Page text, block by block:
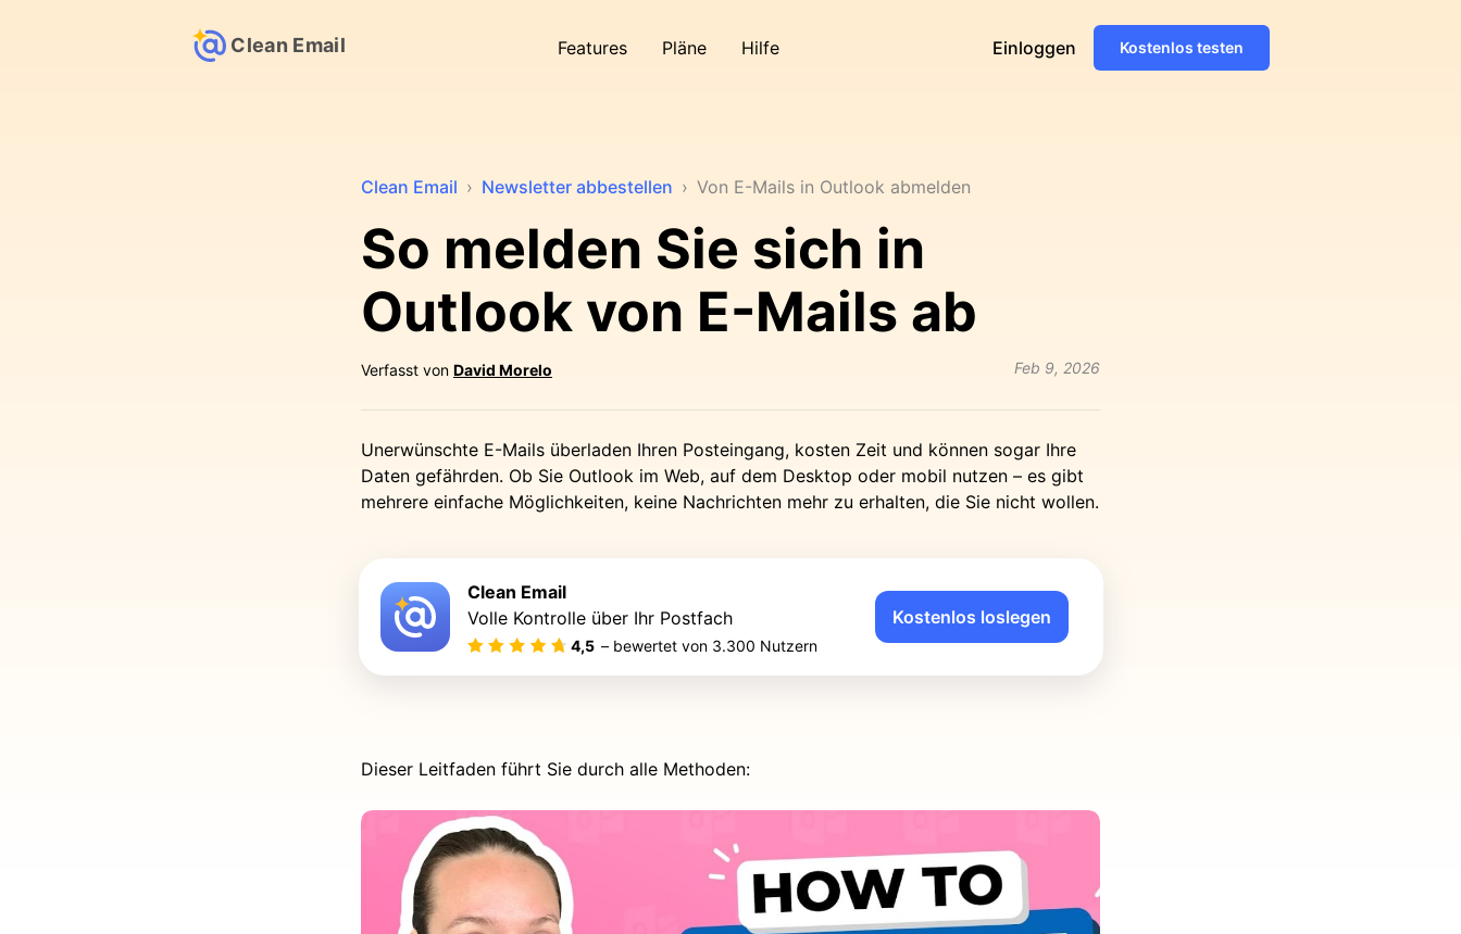
Clean Email Features Pläne Hilfe Einloggen Kostenlos testen
Clean Email › Newsletter abbestellen › Von E-Mails in Outlook abmelden
So melden Sie sich in
Outlook von E-Mails ab
Verfasst von David Morelo Feb 9, 2026
Unerwünschte E-Mails überladen Ihren Posteingang, kosten Zeit und können sogar Ihre
Daten gefährden. Ob Sie Outlook im Web, auf dem Desktop oder mobil nutzen – es gibt
mehrere einfache Möglichkeiten, keine Nachrichten mehr zu erhalten, die Sie nicht wollen.
Clean Email
Volle Kontrolle über Ihr Postfach
4,5 – bewertet von 3.300 Nutzern
Kostenlos loslegen
Dieser Leitfaden führt Sie durch alle Methoden: